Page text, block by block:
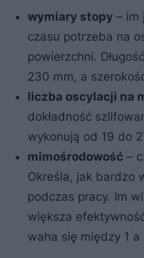
wymiary stopy – im
czasu potrzeba na
powierzchni.
230 mm, a
liczba oscylacji na
dokładność
wykonują od 19 do
mimośrodowość –
Określa, jak bardzo
podczas pracy. Im
większa
waha się między 1 a